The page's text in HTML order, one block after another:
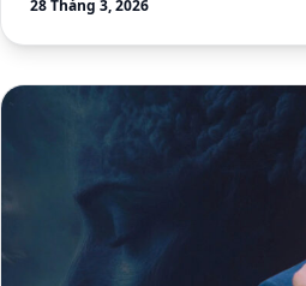
28 Tháng 3, 2026